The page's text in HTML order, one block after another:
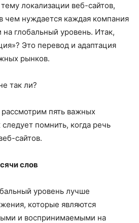
локализации веб-сайтов,
чем нуждается каждая компания
глобальный уровень. Итак,
Это перевод и адаптация
рынков.
так ли?
пять важных
помнить, когда речь
сайтов.
слов
уровень лучше
которые являются
и воспринимаемыми на